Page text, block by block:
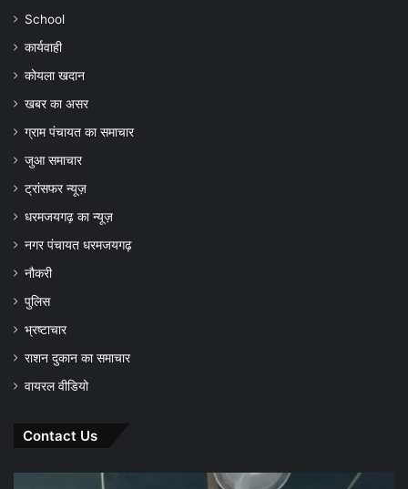
निरक्षण….
School
कार्यवाही
कोयला खदान
खबर का असर
ग्राम पंचायत का समाचार
जुआ समाचार
ट्रांसफर न्यूज़
धरमजयगढ़ का न्यूज़
नगर पंचायत धरमजयगढ़
नौकरी
पुलिस
भ्रष्टाचार
राशन दुकान का समाचार
वायरल वीडियो
Contact Us